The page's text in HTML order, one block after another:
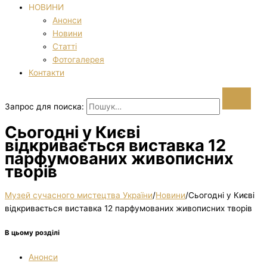
НОВИНИ
Анонси
Новини
Статті
Фотогалерея
Контакти
Запрос для поиска:
Сьогодні у Києві
відкривається виставка 12
парфумованих живописних
творів
Музей сучасного мистецтва України/Новини/Сьогодні у Києві
відкривається виставка 12 парфумованих живописних творів
В цьому розділі
Анонси